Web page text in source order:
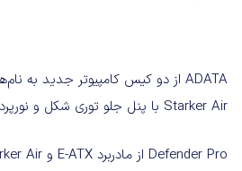
Starker Air با پنل جلو توری شکل و نورپردازی RGB رونمایی کرد.